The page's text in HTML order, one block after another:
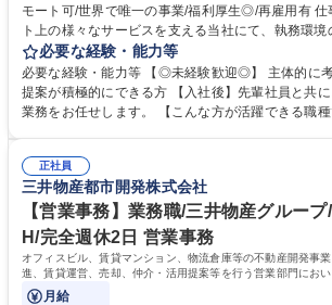
モート可/世界で唯一の事業/福利厚生◎/再雇用有 仕事の内容 インターネッ
ト上の様々なサービスを支える当社にて、執務環
討、イベント運営などの幅広い業務を担当し、間接
や成長に貢献している部署です。 会社の全メンバーが安心して長く成果を
発揮できる環境を整えるために、毎日のメンテナ
新たな施策検討を積極的に行っていただき、会社全
幅広い業務の体得が可能で、多様なキャリアパスを
募集職種 【総務】未経験歓迎◎/リモート可/世界で
再雇用有
必要な経験・能力等
必要な経験・能力等 【◎未経験歓迎◎】 主体的に
提案が積極的にできる方 【入社後】先輩社員と共
業務をお任せします。 【こんな方が活躍できる職種です】 ・仕組化が好
対処できる・新しいことに興味関心がある 【魅力】
取得や通信教育など費用の80%（年間25万円まで）
賃の50%（月額7万円まで）を補助 学歴・資格 学歴：大学院 大学 語学
力： 資格：
正社員
三井物産都市開発株式会社
【営業事務】業務職/三井物産グルー
H/完全週休2日 営業事務
オフィスビル、賃貸マンション、物流倉庫等の不動産開発事
進、賃貸運営、売却、仲介・活用提案等を行う営業部門におい
ます。
月給